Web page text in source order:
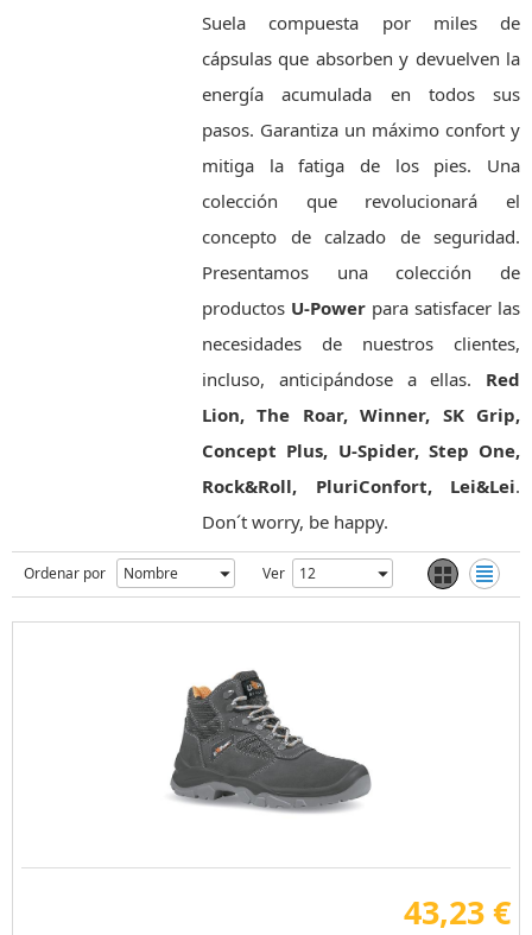
Suela compuesta por miles de
cápsulas que absorben y devuelven la
energía acumulada en todos sus
pasos. Garantiza un máximo confort y
mitiga la fatiga de los pies. Una
colección que revolucionará el
concepto de calzado de seguridad.
Presentamos una colección de
productos U-Power para satisfacer las
necesidades de nuestros clientes,
incluso, anticipándose a ellas. Red
Lion, The Roar, Winner, SK Grip,
Concept Plus, U-Spider, Step One,
Rock&Roll, PluriConfort, Lei&Lei.
Don´t worry, be happy.
Ordenar por Ver
43,23 €